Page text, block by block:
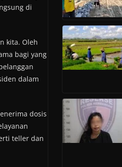
di
kita. Oleh
bagi yang
dalam
dosis
teller dan